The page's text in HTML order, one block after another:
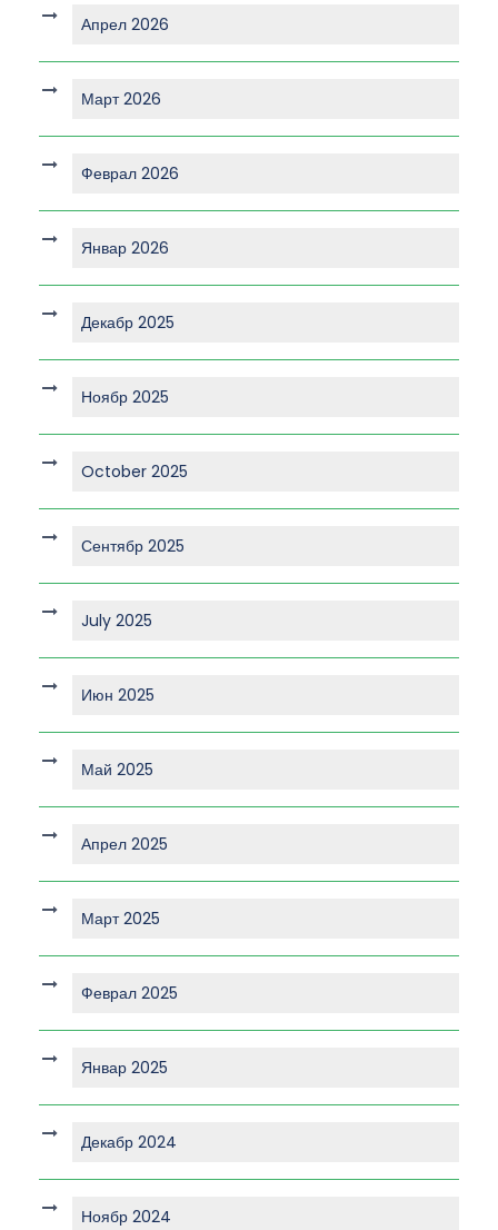
Апрел 2026
Март 2026
Феврал 2026
Январ 2026
Декабр 2025
Ноябр 2025
October 2025
Сентябр 2025
July 2025
Июн 2025
Май 2025
Апрел 2025
Март 2025
Феврал 2025
Январ 2025
Декабр 2024
Ноябр 2024